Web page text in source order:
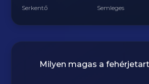
Serkentő Semleges
Milyen magas a